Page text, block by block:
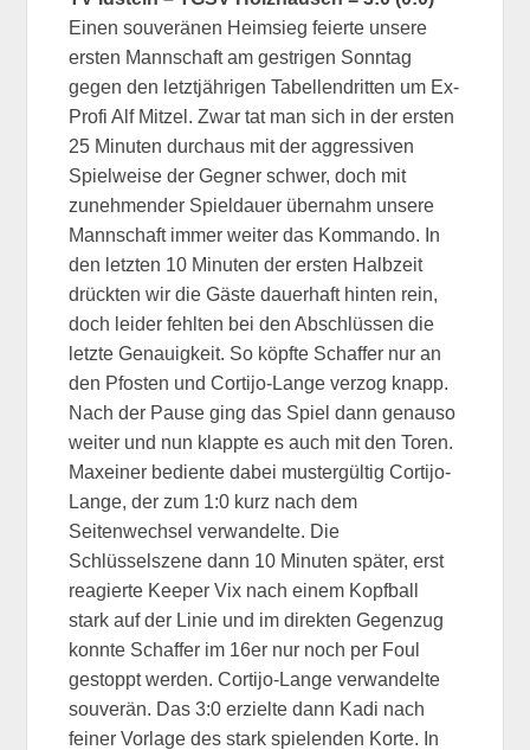
Einen souveränen Heimsieg feierte unsere
ersten Mannschaft am gestrigen Sonntag
gegen den letztjährigen Tabellendritten um Ex-
Profi Alf Mitzel. Zwar tat man sich in der ersten
25 Minuten durchaus mit der aggressiven
Spielweise der Gegner schwer, doch mit
zunehmender Spieldauer übernahm unsere
Mannschaft immer weiter das Kommando. In
den letzten 10 Minuten der ersten Halbzeit
drückten wir die Gäste dauerhaft hinten rein,
doch leider fehlten bei den Abschlüssen die
letzte Genauigkeit. So köpfte Schaffer nur an
den Pfosten und Cortijo-Lange verzog knapp.
Nach der Pause ging das Spiel dann genauso
weiter und nun klappte es auch mit den Toren.
Maxeiner bediente dabei mustergültig Cortijo-
Lange, der zum 1:0 kurz nach dem
Seitenwechsel verwandelte. Die
Schlüsselszene dann 10 Minuten später, erst
reagierte Keeper Vix nach einem Kopfball
stark auf der Linie und im direkten Gegenzug
konnte Schaffer im 16er nur noch per Foul
gestoppt werden. Cortijo-Lange verwandelte
souverän. Das 3:0 erzielte dann Kadi nach
feiner Vorlage des stark spielenden Korte. In